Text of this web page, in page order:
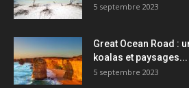
5 septembre 2023
Great Ocean Road :
koalas et paysages...
5 septembre 2023